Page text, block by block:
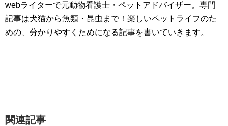
webライターで元動物看護士・ペットアドバイザー。専門
記事は犬猫から魚類・昆虫まで！楽しいペットライフのた
めの、分かりやすくためになる記事を書いていきます。
関連記事